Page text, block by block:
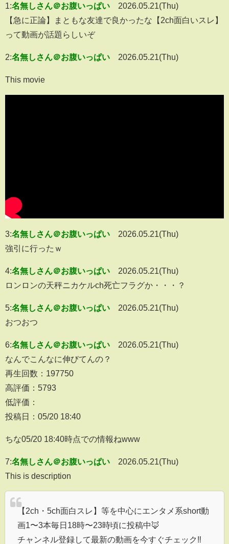
1:名無しさん＠お腹いっぱい
2026.05.21(Thu)
【急に正論】まともな友達で良かったな【2ch面白いスレ】
って動画が話題らしいぞ
2:名無しさん＠お腹いっぱい 2026.05.21(Thu)
This movie
3:名無しさん＠お腹いっぱい
2026.05.21(Thu)
強引に行ったｗ
4:名無しさん＠お腹いっぱい
2026.05.21(Thu)
ロンロンの天秤ニカケルch死亡フラグか・・・？
5:名無しさん＠お腹いっぱい
2026.05.21(Thu)
おつおつ
6:名無しさん＠お腹いっぱい
2026.05.21(Thu)
なんでこんなに伸びてんの？
再生回数：197750
高評価：5793
低評価：
投稿日：05/20 18:40
ちな05/20 18:40時点での情報ねwww
7:名無しさん＠お腹いっぱい
2026.05.21(Thu)
This is description
【2ch・5ch面白スレ】等を中心にエンタメ系short動
画1〜3本毎日18時〜23時頃に投稿中🦊
チャンネル登録して最新の動画を今すぐチェック‼︎